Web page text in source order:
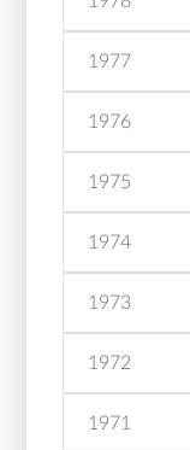
1977
1976
1975
1974
1973
1972
1971